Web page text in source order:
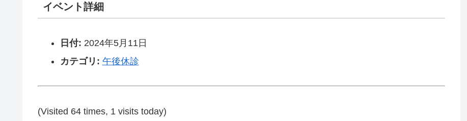
イベント詳細
日付: 2024年5月11日
カテゴリ: 午後休診
(Visited 64 times, 1 visits today)